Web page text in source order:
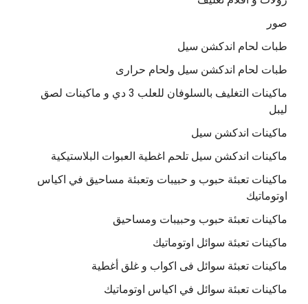
صور
طبات لحام اندكشن سيل
طبات لحام اندكشن سيل ولحام حرارى
ماكينات التغليف بالسلوفان للعلب 3 دي و ماكينات لصق
ليبل
ماكينات اندكشن سيل
ماكينات اندكشن سيل تلحم اغطية العبوات البلاستيكية
ماكينات تعبئة حبوب و حبيبات وتعبئة مساحيق في اكياس
اوتوماتيك
ماكينات تعبئة حبوب وحبيبات ومساحيق
ماكينات تعبئة سوائل اوتوماتيك
ماكينات تعبئة سوائل فى اكواب و غلق أغطية
ماكينات تعبئة سوائل في اكياس اوتوماتيك